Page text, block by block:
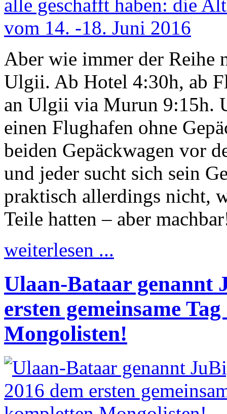
Aber wie immer der Reihe
Ulgii. Ab Hotel 4:30h, ab
an Ulgii via Murun 9:15h.
einen Flughafen ohne
beiden Gepäckwagen vor
und jeder sucht sich sein
praktisch allerdings nicht,
Teile hatten – aber
weiterlesen ...
Ulaan-Bataar genannt
ersten gemeinsame
Mongolisten!